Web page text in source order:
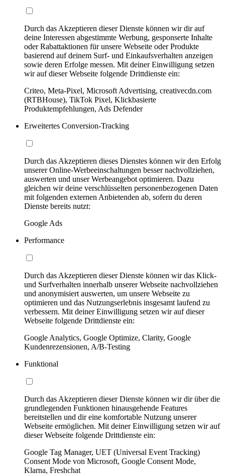
Durch das Akzeptieren dieser Dienste können wir dir auf
deine Interessen abgestimmte Werbung, gesponserte Inhalte
oder Rabattaktionen für unsere Webseite oder Produkte
basierend auf deinem Surf- und Einkaufsverhalten anzeigen
sowie deren Erfolge messen. Mit deiner Einwilligung setzen
wir auf dieser Webseite folgende Drittdienste ein:
Criteo, Meta-Pixel, Microsoft Advertising, creativecdn.com
(RTBHouse), TikTok Pixel, Klickbasierte
Produktempfehlungen, Ads Defender
Erweitertes Conversion-Tracking
Durch das Akzeptieren dieses Dienstes können wir den Erfolg
unserer Online-Werbeeinschaltungen besser nachvollziehen,
auswerten und unser Werbeangebot optimieren. Dazu
gleichen wir deine verschlüsselten personenbezogenen Daten
mit folgenden externen Anbietenden ab, sofern du deren
Dienste bereits nutzt:
Google Ads
Performance
Durch das Akzeptieren dieser Dienste können wir das Klick-
und Surfverhalten innerhalb unserer Webseite nachvollziehen
und anonymisiert auswerten, um unsere Webseite zu
optimieren und das Nutzungserlebnis insgesamt laufend zu
verbessern. Mit deiner Einwilligung setzen wir auf dieser
Webseite folgende Drittdienste ein:
Google Analytics, Google Optimize, Clarity, Google
Kundenrezensionen, A/B-Testing
Funktional
Durch das Akzeptieren dieser Dienste können wir dir über die
grundlegenden Funktionen hinausgehende Features
bereitstellen und dir eine komfortable Nutzung unserer
Webseite ermöglichen. Mit deiner Einwilligung setzen wir auf
dieser Webseite folgende Drittdienste ein:
Google Tag Manager, UET (Universal Event Tracking)
Consent Mode von Microsoft, Google Consent Mode,
Klarna, Freshchat